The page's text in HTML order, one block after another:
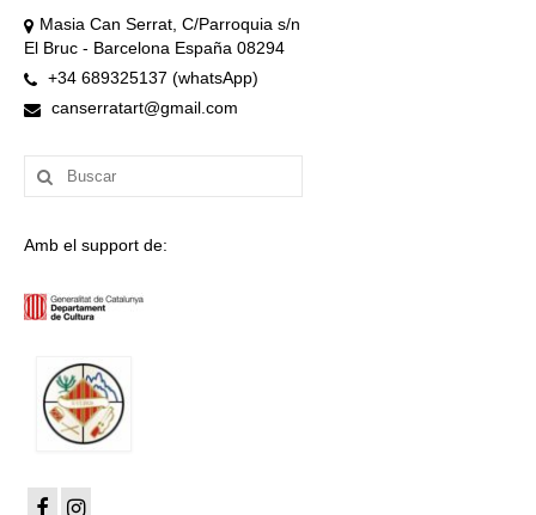
Masia Can Serrat, C/Parroquia s/n
El Bruc - Barcelona España 08294
+34 689325137 (whatsApp)
canserratart@gmail.com
Buscar
por:
Amb el support de: